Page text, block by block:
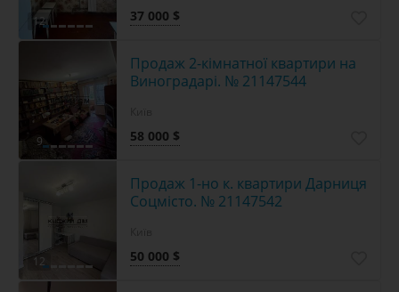
12 37 000 $
9
Продаж 2-кімнатної квартири на
Виноградарі. № 21147544
58 000 $
12
Продаж 1-но к. квартири Дарниця
Соцмісто. № 21147542
50 000 $